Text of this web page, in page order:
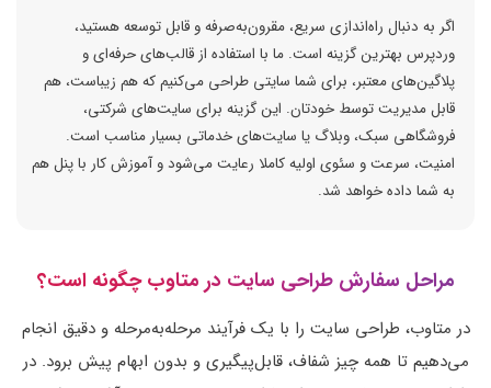
اگر به دنبال راه‌اندازی سریع، مقرون‌به‌صرفه و قابل توسعه هستید،
وردپرس بهترین گزینه است. ما با استفاده از قالب‌های حرفه‌ای و
پلاگین‌های معتبر، برای شما سایتی طراحی می‌کنیم که هم زیباست، هم
قابل مدیریت توسط خودتان. این گزینه برای سایت‌های شرکتی،
فروشگاهی سبک، وبلاگ یا سایت‌های خدماتی بسیار مناسب است.
امنیت، سرعت و سئوی اولیه کاملا رعایت می‌شود و آموزش کار با پنل هم
به شما داده خواهد شد.
مراحل سفارش طراحی سایت در متاوب چگونه است؟
در متاوب، طراحی سایت را با یک فرآیند مرحله‌به‌مرحله و دقیق انجام
می‌دهیم تا همه چیز شفاف، قابل‌پیگیری و بدون ابهام پیش برود. در